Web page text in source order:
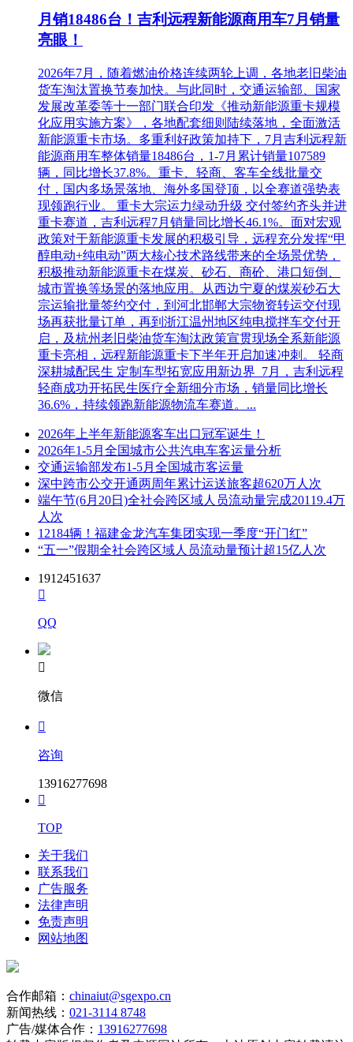
月销18486台！吉利远程新能源商用车7月销量
亮眼！
2026年7月，随着燃油价格连续两轮上调，各地老旧柴油
货车淘汰置换节奏加快。与此同时，交通运输部、国家
发展改革委等十一部门联合印发《推动新能源重卡规模
化应用实施方案》，各地配套细则陆续落地，全面激活
新能源重卡市场。多重利好政策加持下，7月吉利远程新
能源商用车整体销量18486台，1-7月累计销量107589
辆，同比增长37.8%。重卡、轻商、客车全线批量交
付，国内多场景落地、海外多国登顶，以全赛道强势表
现领跑行业。 重卡大宗运力绿动升级 交付签约齐头并进
重卡赛道，吉利远程7月销量同比增长46.1%。面对宏观
政策对于新能源重卡发展的积极引导，远程充分发挥“甲
醇电动+纯电动”两大核心技术路线带来的全场景优势，
积极推动新能源重卡在煤炭、砂石、商砼、港口短倒、
城市置换等场景的落地应用。从西边宁夏的煤炭砂石大
宗运输批量签约交付，到河北邯郸大宗物资转运交付现
场再获批量订单，再到浙江温州地区纯电搅拌车交付开
启，及杭州老旧柴油货车淘汰政策宣贯现场全系新能源
重卡亮相，远程新能源重卡下半年开启加速冲刺。 轻商
深耕城配民生 定制车型拓宽应用新边界 7月，吉利远程
轻商成功开拓民生医疗全新细分市场，销量同比增长
36.6%，持续领跑新能源物流车赛道。...
2026年上半年新能源客车出口冠军诞生！
2026年1-5月全国城市公共汽电车客运量分析
交通运输部发布1-5月全国城市客运量
深中跨市公交开通两周年累计运送旅客超620万人次
端午节(6月20日)全社会跨区域人员流动量完成20119.4万
人次
12184辆！福建金龙汽车集团实现一季度“开门红”
“五一”假期全社会跨区域人员流动量预计超15亿人次
1912451637

QQ

微信

咨询
13916277698

TOP
关于我们
联系我们
广告服务
法律声明
免责声明
网站地图
合作邮箱： chinaiut@sgexpo.cn
新闻热线： 021-3114 8748
广告/媒体合作： 13916277698